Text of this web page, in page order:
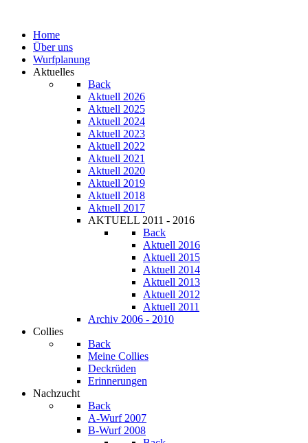
Home
Über uns
Wurfplanung
Aktuelles
Back
Aktuell 2026
Aktuell 2025
Aktuell 2024
Aktuell 2023
Aktuell 2022
Aktuell 2021
Aktuell 2020
Aktuell 2019
Aktuell 2018
Aktuell 2017
AKTUELL 2011 - 2016
Back
Aktuell 2016
Aktuell 2015
Aktuell 2014
Aktuell 2013
Aktuell 2012
Aktuell 2011
Archiv 2006 - 2010
Collies
Back
Meine Collies
Deckrüden
Erinnerungen
Nachzucht
Back
A-Wurf 2007
B-Wurf 2008